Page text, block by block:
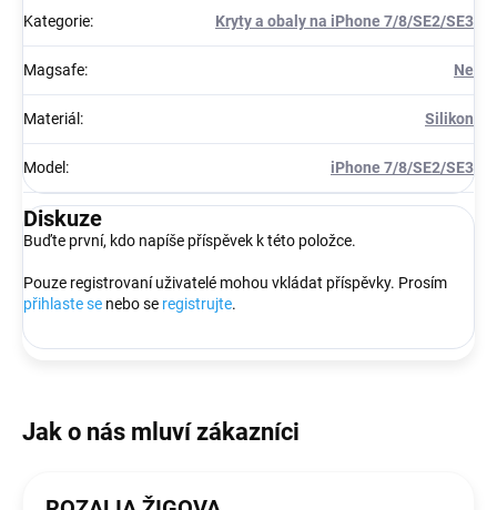
Kategorie: Kryty a obaly na iPhone 7/8/SE2/SE3
Magsafe: Ne
Materiál : Silikon
Model : iPhone 7/8/SE2/SE3
Diskuze
Buďte první, kdo napíše příspěvek k této položce.
Pouze registrovaní uživatelé mohou vkládat příspěvky. Prosím
přihlaste se nebo se registrujte.